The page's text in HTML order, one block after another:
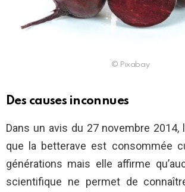
© Pixabay
Des causes inconnues
Dans un avis du 27 novembre 2014,
que la betterave est consommée
générations mais elle affirme
scientifique ne permet de